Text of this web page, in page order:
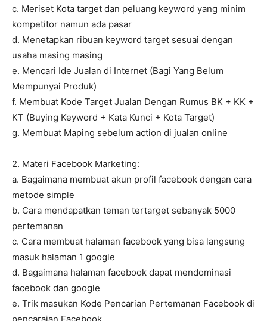
c. Meriset Kota target dan peluang keyword yang minim
kompetitor namun ada pasar
d. Menetapkan ribuan keyword target sesuai dengan
usaha masing masing
e. Mencari Ide Jualan di Internet (Bagi Yang Belum
Mempunyai Produk)
f. Membuat Kode Target Jualan Dengan Rumus BK + KK +
KT (Buying Keyword + Kata Kunci + Kota Target)
g. Membuat Maping sebelum action di jualan online
2. Materi Facebook Marketing:
a. Bagaimana membuat akun profil facebook dengan cara
metode simple
b. Cara mendapatkan teman tertarget sebanyak 5000
pertemanan
c. Cara membuat halaman facebook yang bisa langsung
masuk halaman 1 google
d. Bagaimana halaman facebook dapat mendominasi
facebook dan google
e. Trik masukan Kode Pencarian Pertemanan Facebook di